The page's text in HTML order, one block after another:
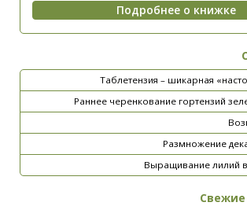
Таблетензия – шикарная
Раннее черенкование гортензий
Размножение
Выращивание лилий